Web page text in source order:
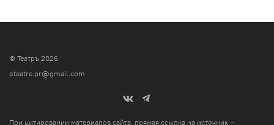
© Театръ 2026
oteatre.pr@gmail.com
При цитировании материалов сайта, прямая ссылка на источник –